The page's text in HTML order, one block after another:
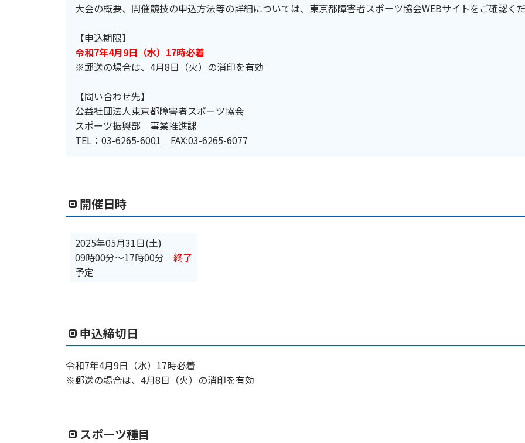
大会の概要、開催競技の申込方法等の詳細については、東京都障害者スポーツ協会WEBサイトをご確認くだ
【申込期限】
令和7年4月9日（水）17時必着
※郵送の場合は、4月8日（火）の消印を有効
【問い合わせ先】
公益社団法人東京都障害者スポーツ協会
スポーツ振興部 事業推進課
TEL：03-6265-6001 FAX:03-6265-6077
開催日時
2025年05月31日(土)
09時00分〜17時00分
予定
終了
申込締切日
令和7年4月9日（水）17時必着
※郵送の場合は、4月8日（火）の消印を有効
スポーツ種目